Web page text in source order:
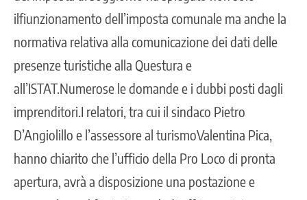
ilfiunzionamento dell’imposta comunale ma anche la
normativa relativa alla comunicazione dei dati delle
presenze turistiche alla Questura e
all’ISTAT.Numerose le domande e i dubbi posti dagli
imprenditori.I relatori, tra cui il sindaco Pietro
D’Angiolillo e l’assessore al turismoValentina Pica,
hanno chiarito che l’ufficio della Pro Loco di pronta
apertura, avrà a disposizione una postazione e